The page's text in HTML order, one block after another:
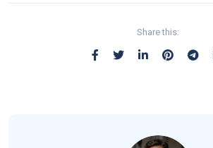
Share this: